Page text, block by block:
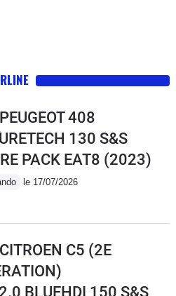
408
130 S&S
PACK EAT8 (2023)
le 17/07/2026
C5 (2E
BLUEHDI 150 S&S